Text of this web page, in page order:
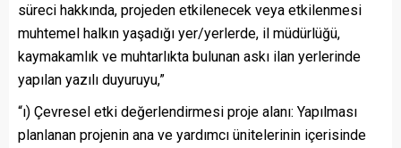
süreci hakkında, projeden etkilenecek veya etkilenmesi
muhtemel halkın yaşadığı yer/yerlerde, il müdürlüğü,
kaymakamlık ve muhtarlıkta bulunan askı ilan yerlerinde
yapılan yazılı duyuruyu,”
“ı) Çevresel etki değerlendirmesi proje alanı: Yapılması
planlanan projenin ana ve yardımcı ünitelerinin içerisinde